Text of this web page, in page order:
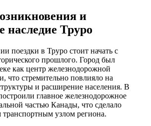
и
наследие Труро
поездки в Труро стоит начать с
прошлого. Город был
как центр железнодорожной
что стремительно повлияло на
и расширение населения. В
главное железнодорожное
частью Канады, что сделало
узлом региона.